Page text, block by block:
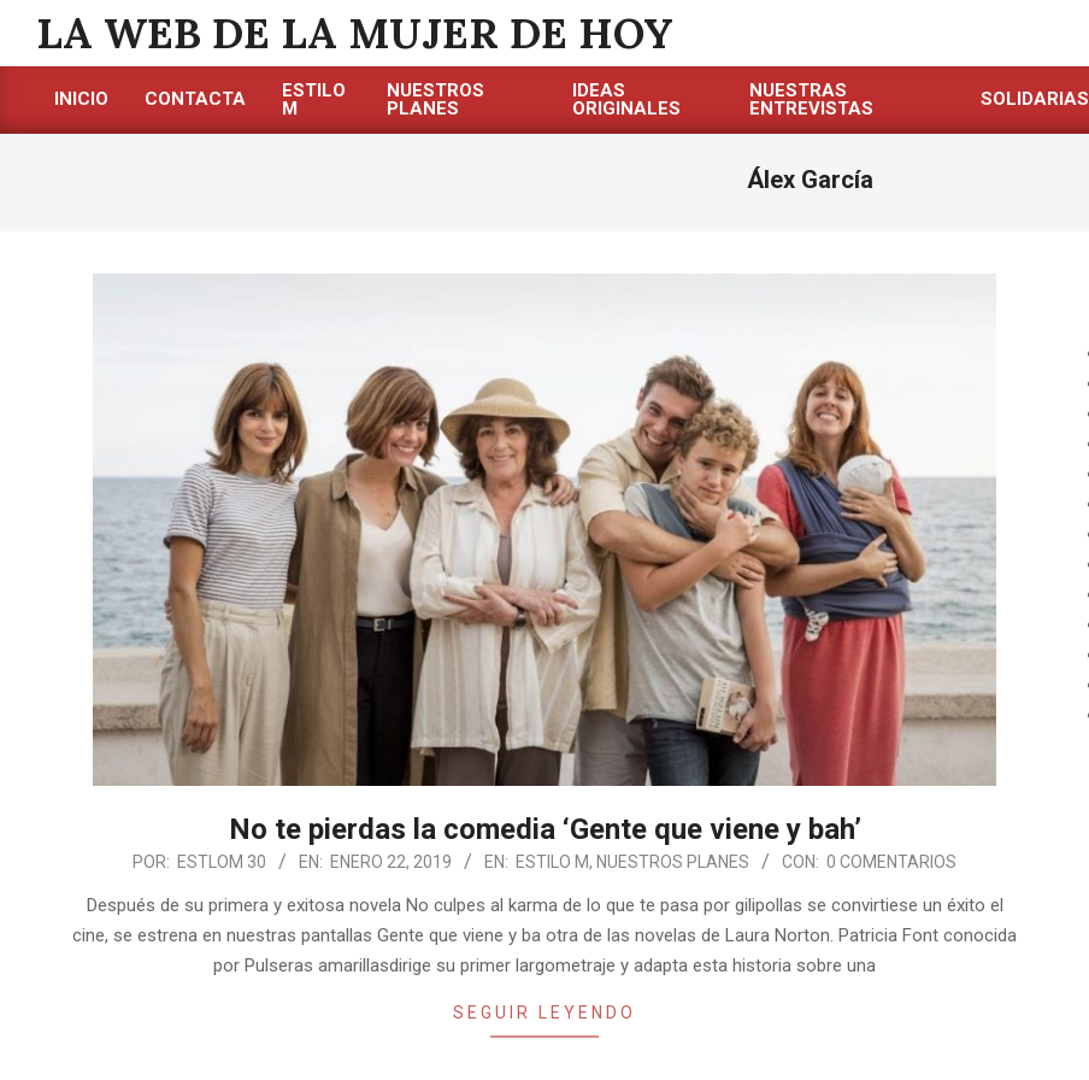
contenido
LA WEB DE LA MUJER DE HOY
INICIO CONTACTA
ESTILO
M
NUESTROS
PLANES
IDEAS
ORIGINALES
NUESTRAS
ENTREVISTAS
SOLIDARIAS
Álex García
No te pierdas la comedia ‘Gente que viene y bah’
POR: ESTLOM 30 EN: ENERO 22, 2019 EN: ESTILO M, NUESTROS PLANES CON: 0 COMENTARIOS
Después de su primera y exitosa novela No culpes al karma de lo que te pasa por gilipollas se convirtiese un éxito el
cine, se estrena en nuestras pantallas Gente que viene y ba otra de las novelas de Laura Norton. Patricia Font conocida
por Pulseras amarillasdirige su primer largometraje y adapta esta historia sobre una
SEGUIR LEYENDO